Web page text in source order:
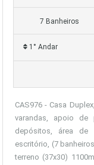
7 Banheiros
1° Andar
CAS976 - Casa
varandas, apoio de
depósitos, área de
escritório, (7
terreno (37x30)